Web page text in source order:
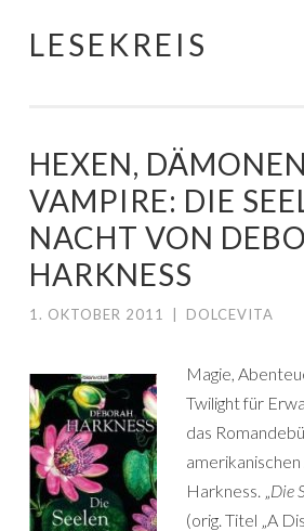
Springe
LESEKREIS
HEXEN,
VAMPIRE: DIE
NACHT VON
HARKNESS
1. OKTOBER 2011 DOLCEVITA
Magie,
Twilight für
das
Harkness. „Die
(orig. Titel „A